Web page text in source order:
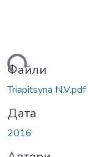
Файли
Triapitsyna N.V.pdf
Дата
2016